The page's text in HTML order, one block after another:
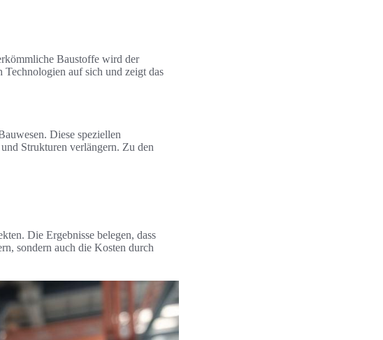
Baustoffe wird der
Technologien auf sich und zeigt das
Diese speziellen
Strukturen verlängern. Zu den
Die Ergebnisse belegen, dass
sondern auch die Kosten durch